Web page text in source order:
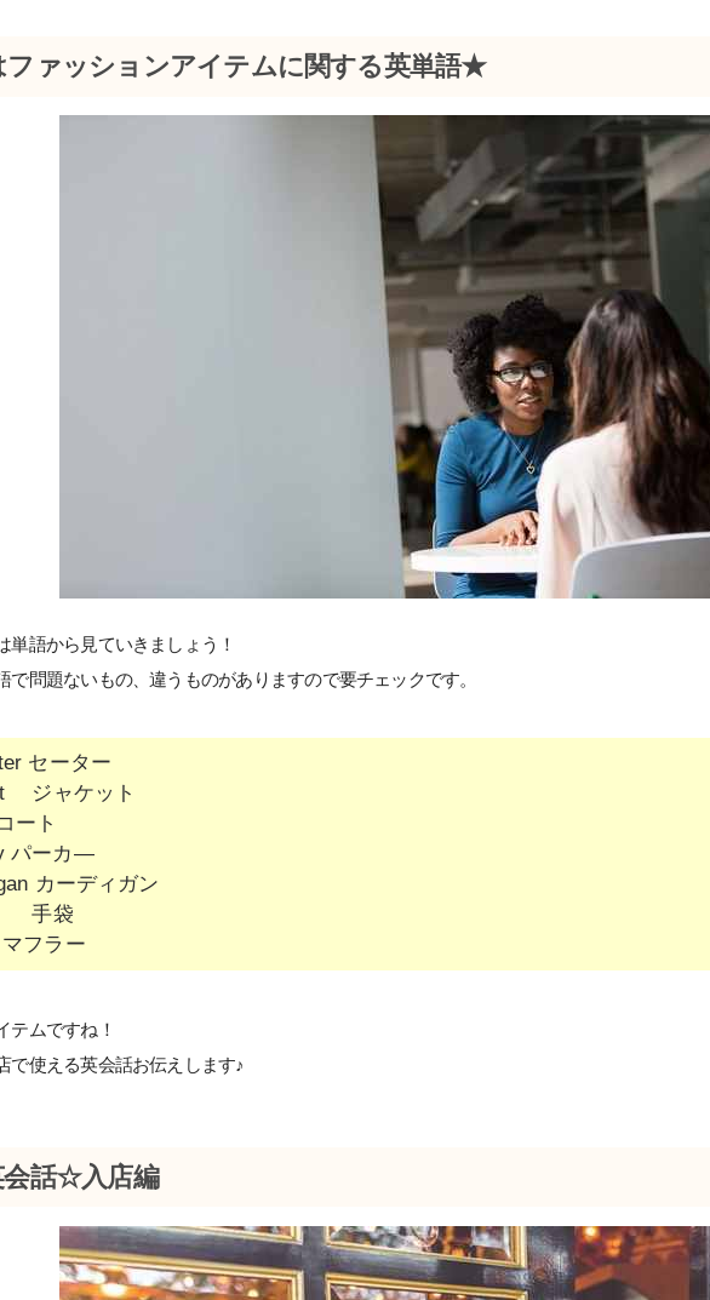
ファッションアイテムに関する英単語★
単語から見ていきましょう！
で問題ないもの、違うものがありますので要チェックです。
セーター
ジャケット
ート
パーカ―
カーディガン
手袋
フラー
テムですね！
で使える英会話お伝えします♪
会話☆入店編